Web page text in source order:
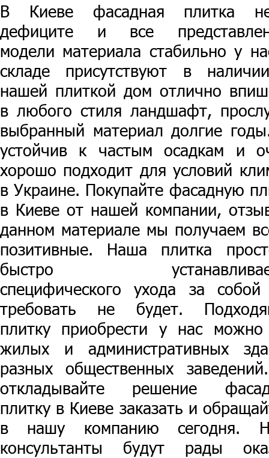
В Киеве фасадная плитка
дефиците и все
модели материала стабильно у
складе присутствуют в
нашей плиткой дом отлично
в любого стиля ландшафт,
выбранный материал долгие
устойчив к частым осадкам и
хорошо подходит для условий
в Украине. Покупайте фасадную
в Киеве от нашей компании,
данном материале мы получаем
позитивные. Наша плитка
быстро
специфического ухода за
требовать не будет.
плитку приобрести у нас
жилых и административных
разных общественных
откладывайте решение
плитку в Киеве заказать и
в нашу компанию сегодня.
консультанты будут рады